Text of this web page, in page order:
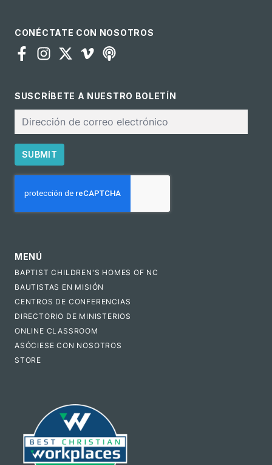
CONÉCTATE CON NOSOTROS
SUSCRÍBETE A NUESTRO BOLETÍN
electrónico
SUBMIT
MENÚ
BAPTIST CHILDREN'S HOMES OF NC
BAUTISTAS EN MISIÓN
CENTROS DE CONFERENCIAS
DIRECTORIO DE MINISTERIOS
ONLINE CLASSROOM
ASÓCIESE CON NOSOTROS
STORE